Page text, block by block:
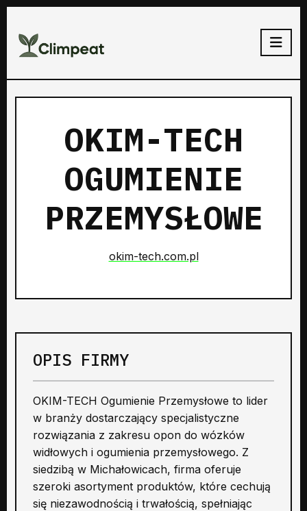
OKIM-TECH
OGUMIENIE
PRZEMYSŁOWE
okim-tech.com.pl
OPIS FIRMY
OKIM-TECH Ogumienie Przemysłowe to lider
w branży dostarczający specjalistyczne
rozwiązania z zakresu opon do wózków
widłowych i ogumienia przemysłowego. Z
siedzibą w Michałowicach, firma oferuje
szeroki asortyment produktów, które cechują
się niezawodnością i trwałością, spełniając